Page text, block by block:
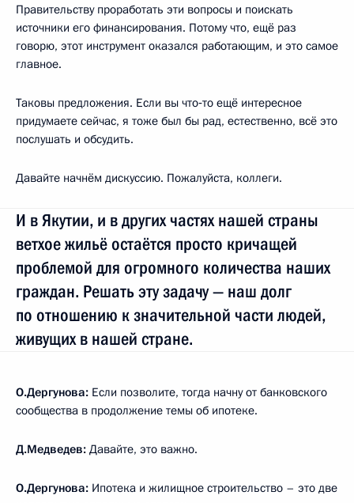
Правительству проработать эти вопросы и поискать
источники его финансирования. Потому что, ещё раз
говорю, этот инструмент оказался работающим, и это самое
главное.
Таковы предложения. Если вы что‑то ещё интересное
придумаете сейчас, я тоже был бы рад, естественно, всё это
послушать и обсудить.
Давайте начнём дискуссию. Пожалуйста, коллеги.
И в Якутии, и в других частях нашей страны
ветхое жильё остаётся просто кричащей
проблемой для огромного количества наших
граждан. Решать эту задачу — наш долг
по отношению к значительной части людей,
живущих в нашей стране.
О.Дергунова: Если позволите, тогда начну от банковского
сообщества в продолжение темы об ипотеке.
Д.Медведев: Давайте, это важно.
О.Дергунова: Ипотека и жилищное строительство – это две